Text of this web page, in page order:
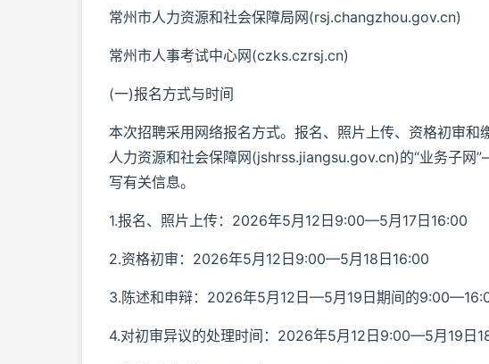
常州市人力资源和社会保障局网(rsj.changzhou.gov.cn)
常州市人事考试中心网(czks.czrsj.cn)
(一)报名方式与时间
本次招聘采用网络报名方式。报名、照片上传、资格初审
人力资源和社会保障网(jshrss.jiangsu.gov.cn)的“业务子网
写有关信息。
1.报名、照片上传：2026年5月12日9:00—5月17日16:00
2.资格初审：2026年5月12日9:00—5月18日16:00
3.陈述和申辩：2026年5月12日—5月19日期间的
4.对初审异议的处理时间：2026年5月12日9:00—5月19日